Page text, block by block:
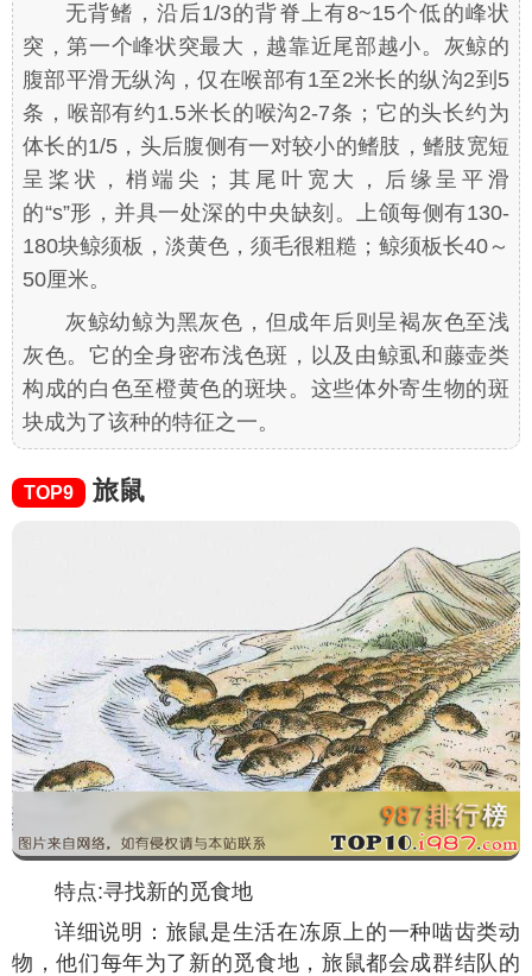
无背鳍，沿后1/3的背脊上有8~15个低的峰状
突，第一个峰状突最大，越靠近尾部越小。灰鲸的
腹部平滑无纵沟，仅在喉部有1至2米长的纵沟2到5
条，喉部有约1.5米长的喉沟2-7条；它的头长约为
体长的1/5，头后腹侧有一对较小的鳍肢，鳍肢宽短
呈桨状，梢端尖；其尾叶宽大，后缘呈平滑
的“s”形，并具一处深的中央缺刻。上颌每侧有130-
180块鲸须板，淡黄色，须毛很粗糙；鲸须板长40～
50厘米。
灰鲸幼鲸为黑灰色，但成年后则呈褐灰色至浅
灰色。它的全身密布浅色斑，以及由鲸虱和藤壶类
构成的白色至橙黄色的斑块。这些体外寄生物的斑
块成为了该种的特征之一。
TOP9 旅鼠
特点:寻找新的觅食地
详细说明：旅鼠是生活在冻原上的一种啮齿类动
物，他们每年为了新的觅食地，旅鼠都会成群结队的